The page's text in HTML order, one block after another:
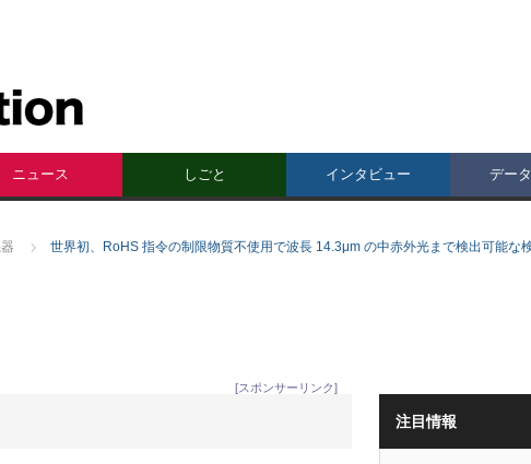
ニュース しごと インタビュー デー
世界初、RoHS 指令の制限物質不使用で波長 14.3μm の中赤外光まで検出可能な
[スポンサーリンク]
注目情報